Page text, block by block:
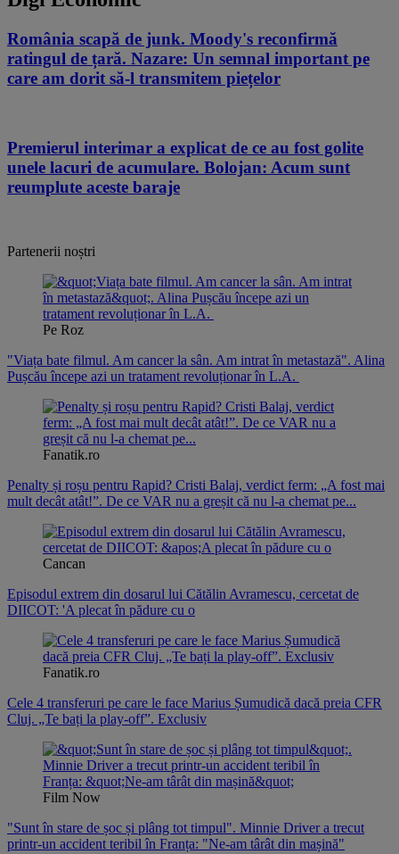
România scapă de junk. Moody's reconfirmă
ratingul de țară. Nazare: Un semnal important pe
care am dorit să-l transmitem piețelor
Premierul interimar a explicat de ce au fost golite
unele lacuri de acumulare. Bolojan: Acum sunt
reumplute aceste baraje
Partenerii noștri
Pe Roz
"Viața bate filmul. Am cancer la sân. Am intrat în metastază". Alina
Pușcău începe azi un tratament revoluționar în L.A.
Fanatik.ro
Penalty și roșu pentru Rapid? Cristi Balaj, verdict ferm: „A fost mai
mult decât atât!”. De ce VAR nu a greșit că nu l-a chemat pe...
Cancan
Episodul extrem din dosarul lui Cătălin Avramescu, cercetat de
DIICOT: 'A plecat în pădure cu o
Fanatik.ro
Cele 4 transferuri pe care le face Marius Șumudică dacă preia CFR
Cluj. „Te bați la play-off”. Exclusiv
Film Now
"Sunt în stare de șoc și plâng tot timpul". Minnie Driver a trecut
printr-un accident teribil în Franța: "Ne-am târât din mașină"